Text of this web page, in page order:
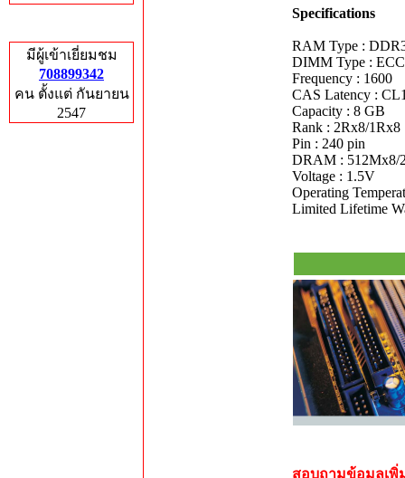
มีผู้เข้าเยี่ยมชม
708899342
คน ตั้งแต่ กันยายน
2547
Specifications
RAM Type :
DIMM Type :
Frequency : 1600
CAS Latency :
Capacity : 8 GB
Rank : 2Rx8/1Rx8
Pin : 240 pin
DRAM : 512Mx8/
Voltage : 1.5V
Operating
Limited Lifetime
สอบถามข้อมูลเพิ่ม